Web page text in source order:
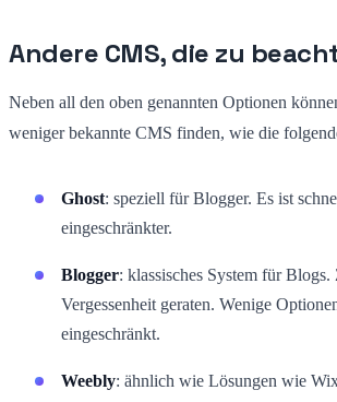
Andere CMS, die zu
Neben all den oben genannten Optionen
weniger bekannte CMS finden, wie die
Ghost: speziell für Blogger. Es ist
eingeschränkter.
Blogger: klassisches System für
Vergessenheit geraten. Wenige
eingeschränkt.
Weebly: ähnlich wie Lösungen wie